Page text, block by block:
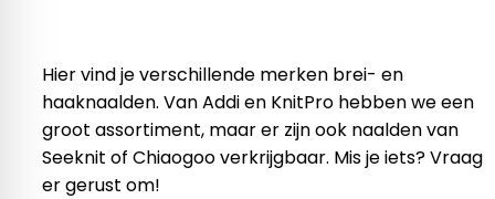
Hier vind je verschillende merken brei- en
haaknaalden. Van Addi en KnitPro hebben we een
groot assortiment, maar er zijn ook naalden van
Seeknit of Chiaogoo verkrijgbaar. Mis je iets? Vraag
er gerust om!